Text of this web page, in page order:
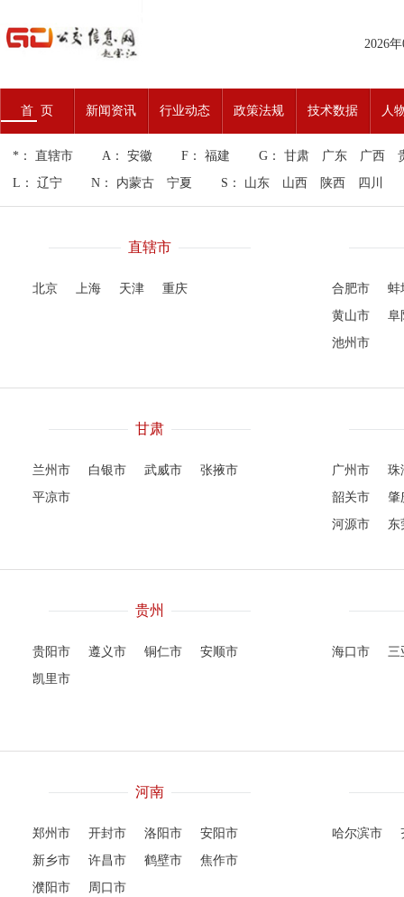
2026
首 页 新闻资讯 行业动态 政策法规 技术数据 人
*： 直辖市 A： 安徽 F： 福建 G： 甘肃 广东 广西
L： 辽宁 N： 内蒙古 宁夏 S： 山东 山西 陕西 四川
直辖市
北京 上海 天津 重庆 合肥市
蚌
黄山市
阜
池州市
甘肃
兰州市 白银市 武威市
张掖市
平凉市
广州市
珠
韶关市
肇
河源市
东
贵州
贵阳市 遵义市 铜仁市
安顺市
凯里市
海口市 三
河南
郑州市 开封市 洛阳市
安阳市
新乡市
许昌市 鹤壁市
焦作市
濮阳市
周口市
哈尔滨市